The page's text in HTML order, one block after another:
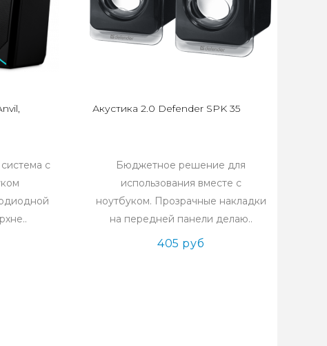
с
Акустика 2.0 Defender SPK 35
Бюджетное решение для
использования вместе с
ноутбуком. Прозрачные накладки
на передней панели делаю..
405 руб